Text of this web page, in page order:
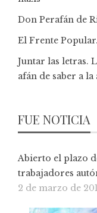
Don Perafán de
El Frente
Juntar las letras.
afán de saber a
FUE NOTICIA
Abierto el plazo
trabajadores
2 de marzo de